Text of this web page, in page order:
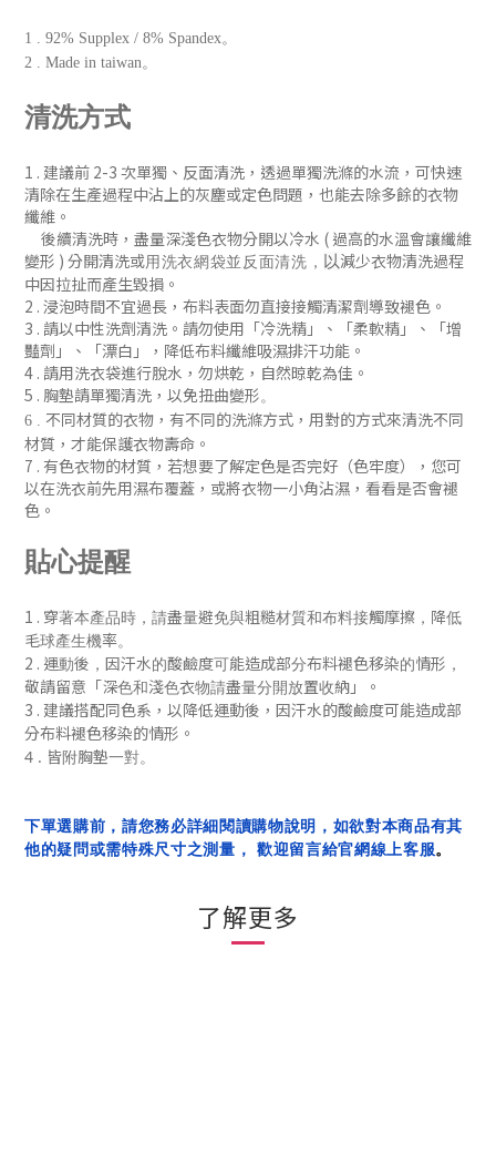
1 . 92% Supplex / 8% Spandex。
2 . Made in taiwan。
清洗方式
1 . 建議前 2-3 次單獨、反面清洗 ， 透過單獨洗滌的水流，可快速
清除在生產過程中沾上的灰塵或定色問題 ， 也能去除多餘的衣物
纖維。
後續清洗時 ，盡量深淺色衣物分開以冷水 ( 過高的水溫會讓纖維
變形 ) 分開清洗或用洗衣網袋並 反面清洗 ， 以減少衣物清洗過程
中因拉扯而產生毀損。
2 . 浸泡時間不宜過長，布料表面勿直接接觸清潔劑導致褪色。
3 . 請以中性洗劑清洗。請勿使用「冷洗精」、「柔軟精」
、「增
豔劑」
、「漂白」，降低布料纖維吸濕排汗功能 。
4 . 請用洗衣袋進行脫水，勿烘乾，自然晾乾為佳。
5 . 胸墊請單獨清洗，以免扭曲變形。
6 . 不同材質的衣物，有不同的洗滌方式，用對的方式來清洗不同
材質，才能保護衣物壽命。
7 . 有色衣物的材質，若想要了解定色是否完好（色牢度），您可
以在洗衣前先用濕布覆蓋，或將衣物一小角沾濕，看看是否會褪
色 。
貼心提醒
1 . 穿著本產品時，請盡量避免與粗糙材質和布料接觸摩擦，降低
毛球產生機率。
2 . 運動後， 因汗水的酸鹼度可能造成部分布料褪色移染的情形，
敬請留意 「深色和淺色衣物請盡量分開放置收納 」 。
3 . 建議搭配同色系， 以降低運動後， 因汗水的酸鹼度可能造成部
分布料褪色移染的情形 。
4 . 皆附胸墊一對。
下單選購前，請您務必詳細閱讀購物說明，如欲對本商品有其
他的疑問或需特殊尺寸之測量， 歡迎留言給官網線上客服。
了解更多